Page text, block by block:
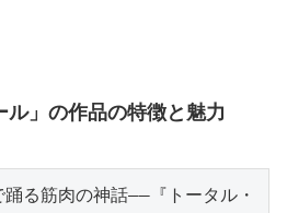
ル」の作品の特徴と魅力
る筋肉の神話――『トータル・